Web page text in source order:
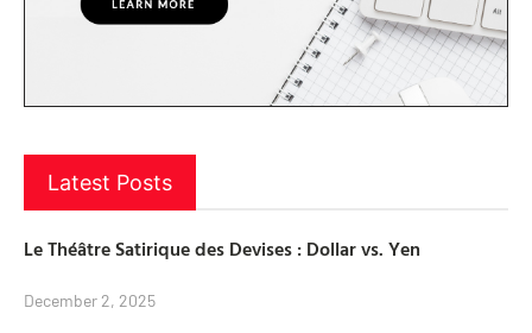
Latest Posts
Le Théâtre Satirique des Devises : Dollar vs. Yen
December 2, 2025